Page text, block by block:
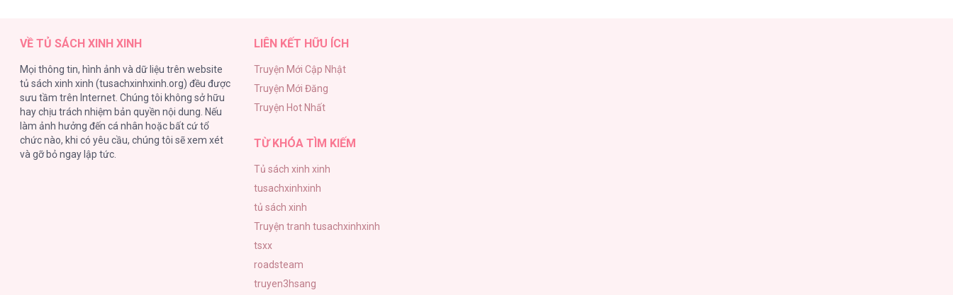
VỀ TỦ SÁCH XINH XINH
Mọi thông tin, hình ảnh và dữ liệu trên website
tủ sách xinh xinh (tusachxinhxinh.org) đều được
sưu tầm trên Internet. Chúng tôi không sở hữu
hay chịu trách nhiệm bản quyền nội dung. Nếu
làm ảnh hưởng đến cá nhân hoặc bất cứ tổ
chức nào, khi có yêu cầu, chúng tôi sẽ xem xét
và gỡ bỏ ngay lập tức.
LIÊN KẾT HỮU ÍCH
Truyện Mới Cập Nhật
Truyện Mới Đăng
Truyện Hot Nhất
TỪ KHÓA TÌM KIẾM
Tủ sách xinh xinh
tusachxinhxinh
tủ sách xinh
Truyện tranh tusachxinhxinh
tsxx
roadsteam
truyen3hsang